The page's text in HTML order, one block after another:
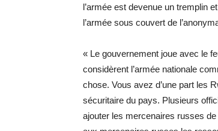
l’armée est devenue un tremplin
l’armée sous couvert de
« Le gouvernement joue avec le
considèrent l’armée nationale
chose. Vous avez d’une part les
sécuritaire du pays. Plusieurs
ajouter les mercenaires russes